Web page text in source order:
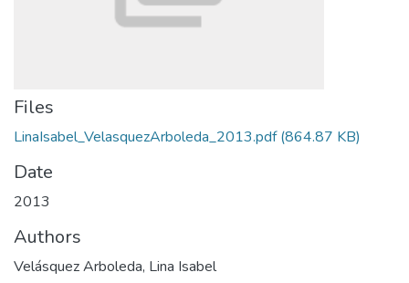
Files
LinaIsabel_VelasquezArboleda_2013.pdf(864.87 KB)
Date
2013
Authors
Velásquez Arboleda, Lina Isabel